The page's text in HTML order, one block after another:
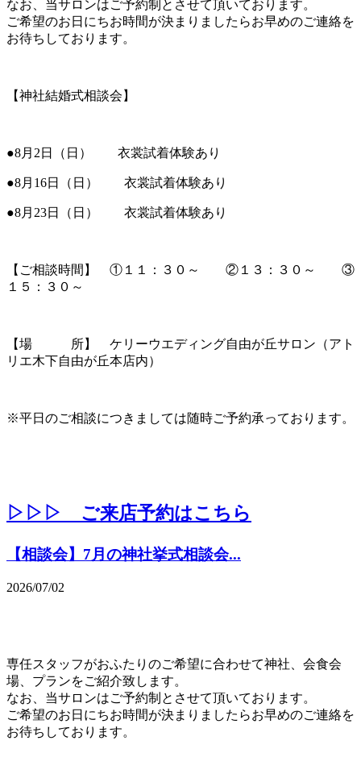
なお、当サロンはご予約制とさせて頂いております。
ご希望のお日にちお時間が決まりましたらお早めのご連絡を
お待ちしております。
【神社結婚式相談会】
●8月2日（日） 衣裳試着体験あり
●8月16日（日） 衣裳試着体験あり
●8月23日（日） 衣裳試着体験あり
【ご相談時間】 ①１１：３０～ ②１３：３０～ ③
１５：３０～
【場 所】 ケリーウエディング自由が丘サロン（アト
リエ木下自由が丘本店内）
※平日のご相談につきましては随時ご予約承っております。
▷▷▷ ご来店予約はこちら
【相談会】7月の神社挙式相談会...
2026/07/02
専任スタッフがおふたりのご希望に合わせて神社、会食会
場、プランをご紹介致します。
なお、当サロンはご予約制とさせて頂いております。
ご希望のお日にちお時間が決まりましたらお早めのご連絡を
お待ちしております。